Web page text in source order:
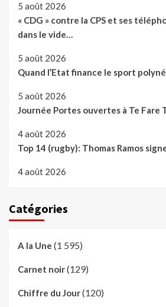
5 août 2026
« CDG » contre la CPS et ses
dans le vide…
5 août 2026
Quand l’Etat finance le sport
5 août 2026
Journée Portes ouvertes à Te Fare
4 août 2026
Top 14 (rugby): Thomas Ramos
4 août 2026
Catégories
A la Une (1 595)
Carnet noir(129)
Chiffre du Jour(120)